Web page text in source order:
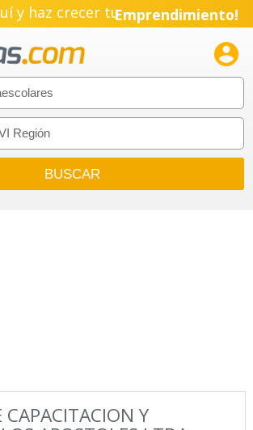
y haz crecer tuEmprendimiento!

CAPACITACION Y